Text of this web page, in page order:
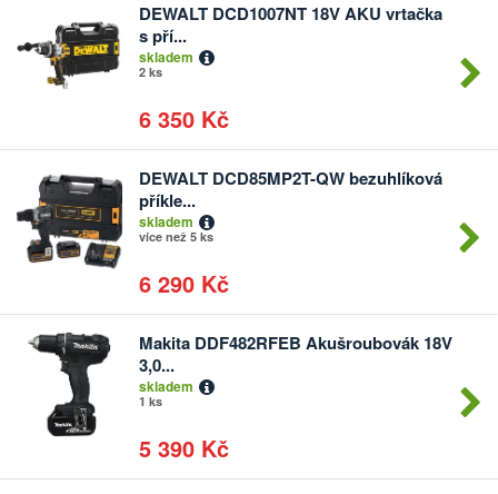
DEWALT DCD1007NT 18V AKU vrtačka
s pří...
skladem
2 ks
6 350 Kč
Počet
DEWALT DCD85MP2T-QW bezuhlíková
příkle...
skladem
více než 5 ks
6 290 Kč
Počet
Makita DDF482RFEB Akušroubovák 18V
3,0...
skladem
1 ks
5 390 Kč
Počet